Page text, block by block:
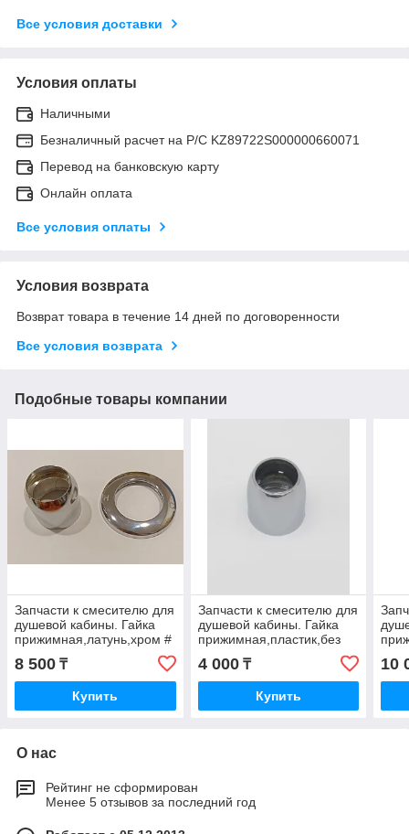
Все условия доставки
Условия оплаты
Наличными
Безналичный расчет на Р/С KZ89722S000000660071
Перевод на банковскую карту
Онлайн оплата
Все условия оплаты
Условия возврата
Возврат товара в течение 14 дней по договоренности
Все условия возврата
Подобные товары компании
Запчасти к смесителю для
душевой кабины. Гайка
прижимная,латунь,хром #
8 500 ₸
Купить
Запчасти к смесителю для
душевой кабины. Гайка
прижимная,пластик,без
кольца DC-G02 *
4 000₸
Купить
#
10
О нас
Рейтинг не сформирован
Менее 5 отзывов за последний год